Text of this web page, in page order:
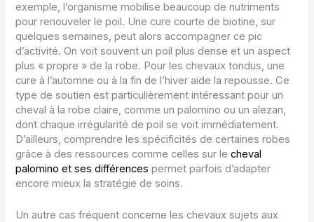
exemple, l’organisme mobilise beaucoup de nutriments
pour renouveler le poil. Une cure courte de biotine, sur
quelques semaines, peut alors accompagner ce pic
d’activité. On voit souvent un poil plus dense et un aspect
plus « propre » de la robe. Pour les chevaux tondus, une
cure à l’automne ou à la fin de l’hiver aide la repousse. Ce
type de soutien est particulièrement intéressant pour un
cheval à la robe claire, comme un palomino ou un alezan,
dont chaque irrégularité de poil se voit immédiatement.
D’ailleurs, comprendre les spécificités de certaines robes
grâce à des ressources comme celles sur lecheval
palomino et ses différences permet parfois d’adapter
encore mieux la stratégie de soins.
Un autre cas fréquent concerne les chevaux sujets aux